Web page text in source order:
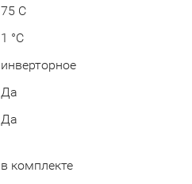
75 С
1 °C
инверторное
Да
Да
в комплекте